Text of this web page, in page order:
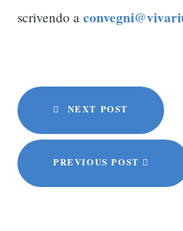
scrivendo a
NEXT POST
PREVIOUS POST